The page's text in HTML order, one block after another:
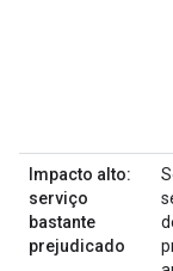
Impacto alto:
serviço
bastante
prejudicado